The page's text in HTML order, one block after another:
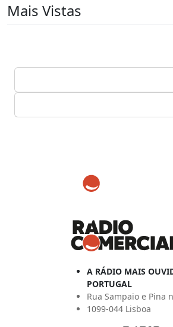
Mais Vistas
A RÁDIO MAIS
PORTUGAL
Rua Sampaio e Pina
1099-044 Lisboa